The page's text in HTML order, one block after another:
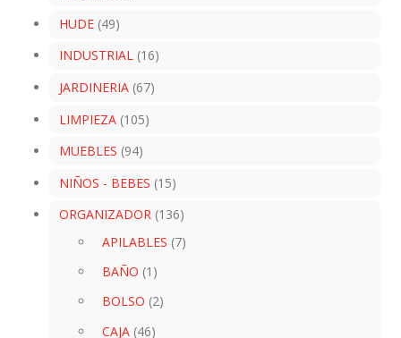
HUDE (49)
INDUSTRIAL (16)
JARDINERIA (67)
LIMPIEZA (105)
MUEBLES (94)
NIÑOS - BEBES (15)
ORGANIZADOR (136)
APILABLES (7)
BAÑO (1)
BOLSO (2)
CAJA (46)